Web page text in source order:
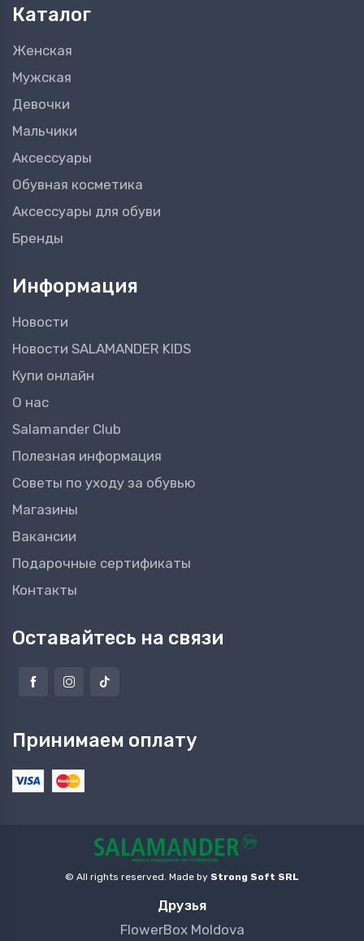
Каталог
Женская
Мужская
Девочки
Мальчики
Аксессуары
Обувная косметика
Аксессуары для обуви
Бренды
Информация
Новости
Новости SALAMANDER KIDS
Купи онлайн
О нас
Salamander Club
Полезная информация
Советы по уходу за обувью
Магазины
Вакансии
Подарочные сертификаты
Контакты
Оставайтесь на связи
Принимаем оплату
© All rights reserved. Made by Strong Soft SRL
Друзья
FlowerBox Moldova